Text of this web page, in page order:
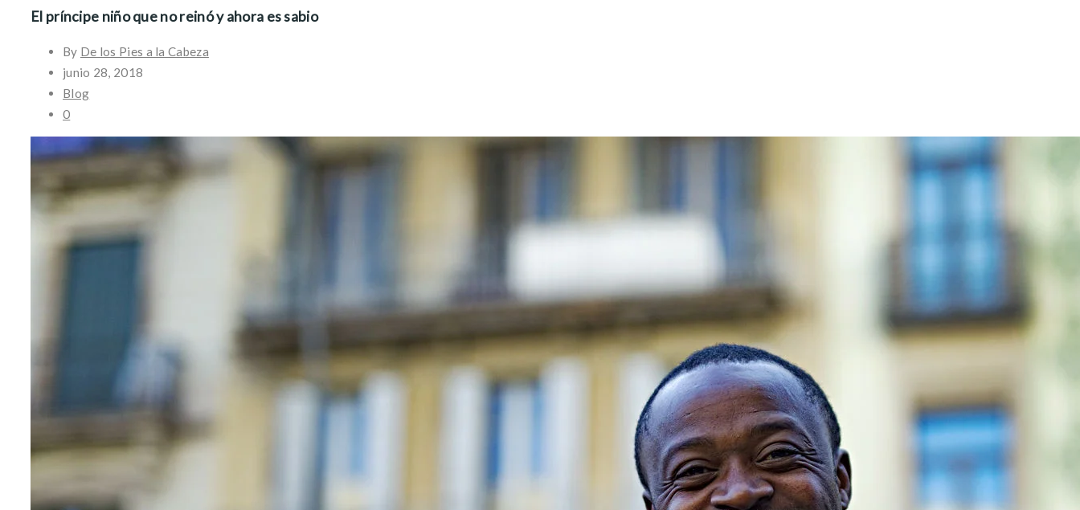
El príncipe niño que no reinó y ahora es sabio
By De los Pies a la Cabeza
junio 28, 2018
Blog
0